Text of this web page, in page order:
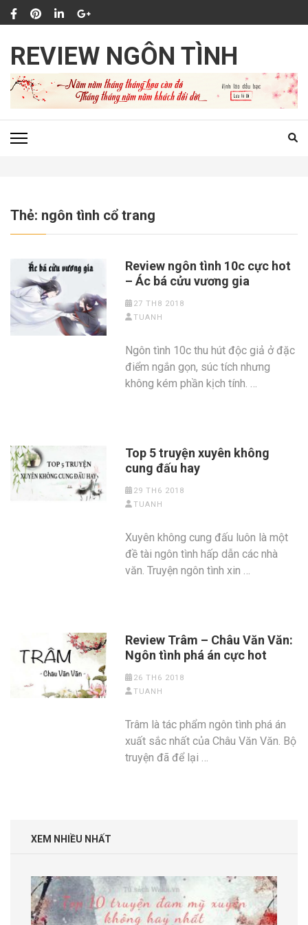
qua
nội
dung
(ấn
Enter)
REVIEW NGÔN TÌNH
Thẻ: ngôn tình cổ trang
Review ngôn tình 10c cực hot
– Ác bá cửu vương gia
27 TH8 2018
TUANH
Ngôn tình 10c thu hút độc giả ở đặc
điểm ngắn gọn, súc tích nhưng
không kém phần kịch tính. …
Top 5 truyện xuyên không
cung đấu hay
29 TH6 2018
TUANH
Xuyên không cung đấu luôn là một
đề tài ngôn tình hấp dẫn các nhà
văn. Truyện ngôn tình xin …
Review Trâm – Châu Văn Văn:
Ngôn tình phá án cực hot
26 TH6 2018
TUANH
Trâm là tác phẩm ngôn tình phá án
xuất sắc nhất của Châu Văn Văn. Bộ
truyện đã để lại …
XEM NHIỀU NHẤT